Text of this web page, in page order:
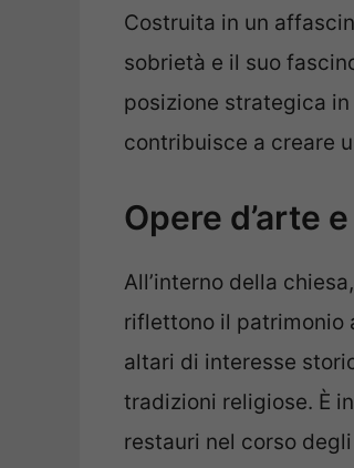
Costruita in un
sobrietà e il suo
posizione strategica
contribuisce a creare
Opere d’arte
All’interno della
riflettono il patrimonio
altari di interesse
tradizioni religiose. È
restauri nel corso